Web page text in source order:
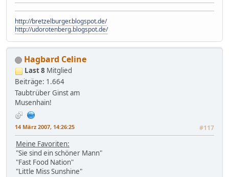
http://bretzelburger.blogspot.de/
http://udorotenberg.blogspot.de/
Hagbard Celine
Last 8 Mitglied
Beiträge: 1.664
Taubtrüber Ginst am
Musenhain!
14 März 2007, 14:26:25 #117
Meine Favoriten:
"Sie sind ein schöner Mann"
"Fast Food Nation"
"Little Miss Sunshine"